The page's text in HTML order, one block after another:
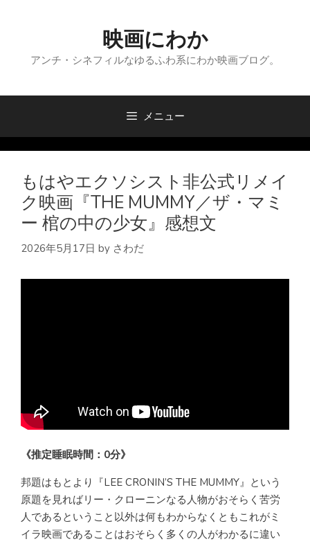
へ
映画にわか
アンチ・シネフィルなゆるふわ系にわか映画ブログ。
メニュー
もはやエクソシスト非公式リメイ
ク映画『THE MUMMY／ザ・マミ
ー 棺の中の少女』感想文
2026年5月17日 by さわだ
《推定睡眠時間：0分》
邦題はもとより『LEE CRONIN’S THE MUMMY』という
原題を見ればリー・クローニンなる人物がおそらく苦労
人であるということ以外は何もわからなくともこれがミ
イラ映画であることはおそらく多くの人がわかるに違い